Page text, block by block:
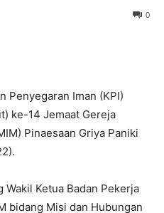
0
Penyegaran Iman (KPI)
ke-14 Jemaat Gereja
Pinaesaan Griya Paniki
Ketua Badan Pekerja
bidang Misi dan Hubungan